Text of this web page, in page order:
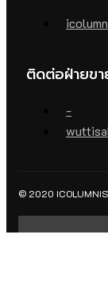
ติดต่อฝ่ายข
-
© 2020